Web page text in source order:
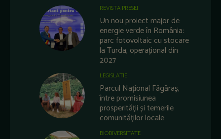
REVISTA PRESEI
Un nou proiect major de
energie verde în România:
parc fotovoltaic cu stocare
la Turda, operațional din
2027
LEGISLATIE
Parcul Național Făgăraș,
între promisiunea
prosperității și temerile
comunităților locale
BIODIVERSITATE